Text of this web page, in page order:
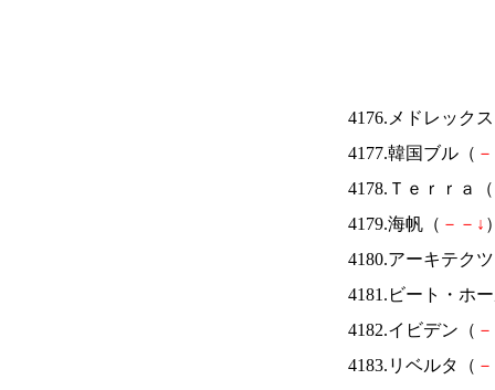
4176.メドレック
4177.韓国ブル（ －
4178.Ｔｅｒｒａ（
4179.海帆（ － － ↓
4180.アーキテク
4181.ビート・ホ
4182.イビデン（ －
4183.リベルタ（ －